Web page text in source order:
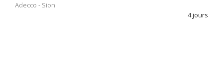
Adecco - Sion
4 jours